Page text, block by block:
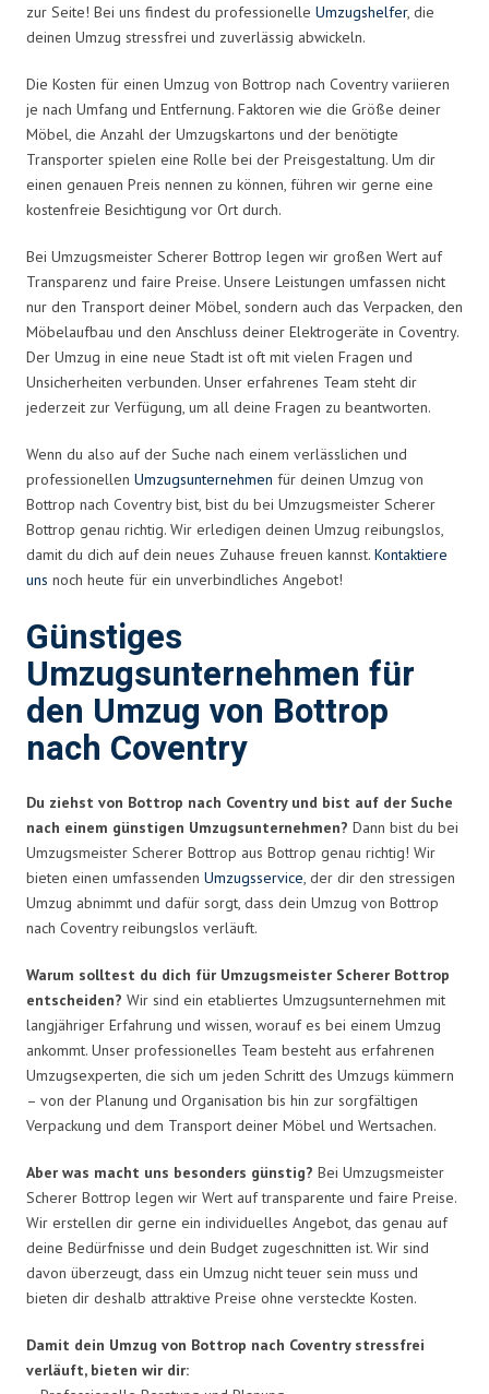
zur Seite! Bei uns findest du professionelle Umzugshelfer, die
deinen Umzug stressfrei und zuverlässig abwickeln.
Die Kosten für einen Umzug von Bottrop nach Coventry variieren
je nach Umfang und Entfernung. Faktoren wie die Größe deiner
Möbel, die Anzahl der Umzugskartons und der benötigte
Transporter spielen eine Rolle bei der Preisgestaltung. Um dir
einen genauen Preis nennen zu können, führen wir gerne eine
kostenfreie Besichtigung vor Ort durch.
Bei Umzugsmeister Scherer Bottrop legen wir großen Wert auf
Transparenz und faire Preise. Unsere Leistungen umfassen nicht
nur den Transport deiner Möbel, sondern auch das Verpacken, den
Möbelaufbau und den Anschluss deiner Elektrogeräte in Coventry.
Der Umzug in eine neue Stadt ist oft mit vielen Fragen und
Unsicherheiten verbunden. Unser erfahrenes Team steht dir
jederzeit zur Verfügung, um all deine Fragen zu beantworten.
Wenn du also auf der Suche nach einem verlässlichen und
professionellen Umzugsunternehmen für deinen Umzug von
Bottrop nach Coventry bist, bist du bei Umzugsmeister Scherer
Bottrop genau richtig. Wir erledigen deinen Umzug reibungslos,
damit du dich auf dein neues Zuhause freuen kannst. Kontaktiere
uns noch heute für ein unverbindliches Angebot!
Günstiges
Umzugsunternehmen für
den Umzug von Bottrop
nach Coventry
Du ziehst von Bottrop nach Coventry und bist auf der Suche
nach einem günstigen Umzugsunternehmen? Dann bist du bei
Umzugsmeister Scherer Bottrop aus Bottrop genau richtig! Wir
bieten einen umfassenden Umzugsservice, der dir den stressigen
Umzug abnimmt und dafür sorgt, dass dein Umzug von Bottrop
nach Coventry reibungslos verläuft.
Warum solltest du dich für Umzugsmeister Scherer Bottrop
entscheiden? Wir sind ein etabliertes Umzugsunternehmen mit
langjähriger Erfahrung und wissen, worauf es bei einem Umzug
ankommt. Unser professionelles Team besteht aus erfahrenen
Umzugsexperten, die sich um jeden Schritt des Umzugs kümmern
– von der Planung und Organisation bis hin zur sorgfältigen
Verpackung und dem Transport deiner Möbel und Wertsachen.
Aber was macht uns besonders günstig? Bei Umzugsmeister
Scherer Bottrop legen wir Wert auf transparente und faire Preise.
Wir erstellen dir gerne ein individuelles Angebot, das genau auf
deine Bedürfnisse und dein Budget zugeschnitten ist. Wir sind
davon überzeugt, dass ein Umzug nicht teuer sein muss und
bieten dir deshalb attraktive Preise ohne versteckte Kosten.
Damit dein Umzug von Bottrop nach Coventry stressfrei
verläuft, bieten wir dir: